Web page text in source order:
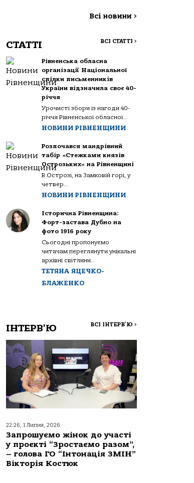
Всі новини >
СТАТТІ ВСІ СТАТТІ >
Рівненська обласна
організації Національної
спілки письменників
України відзначила своє 40-
річчя
Урочисті збори із нагоди 40-
річчя Рівненської обласної...
НОВИНИ РІВНЕНЩИНИ
Розпочався мандрівний
табір «Стежками князів
Острозьких» на Рівненщині
В Острозі, на Замковій горі, у
четвер...
НОВИНИ РІВНЕНЩИНИ
Історична Рівненщина:
Форт-застава Дубно на
фото 1916 року
Сьогодні пропонуємо
читачам переглянути унікальні
архівні світлини...
ТЕТЯНА ЯЦЕЧКО-
БЛАЖЕНКО
ІНТЕРВ'Ю ВСІ ІНТЕРВ'Ю >
22:26, 1 Липня, 2026
Запрошуємо жінок до участі
у проєкті “Зростаємо разом”,
– голова ГО “Інтонація ЗМІН”
Вікторія Костюк